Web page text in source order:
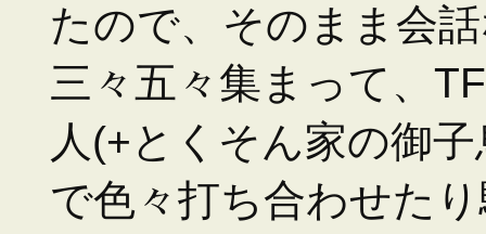
たので、そのまま会
三々五々集まって、
人(+とくそん家の御
で色々打ち合わせた